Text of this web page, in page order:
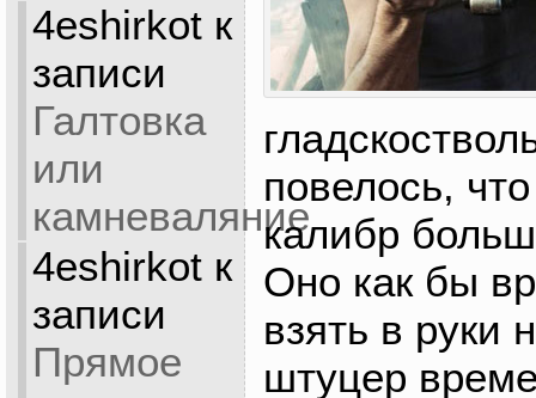
4eshirkotк
записи
Галтовка
или
камневаляние
4eshirkotк
записи
Прямое
повелось,
калибр
Оно как бы
взять в руки
штуцер